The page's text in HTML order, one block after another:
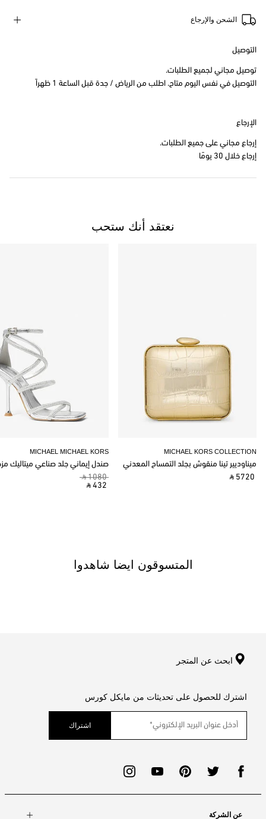
الشحن والإرجاع
التوصيل
توصيل مجاني لجميع الطلبات.
التوصيل في نفس اليوم متاح. اطلب من الرياض / جدة قبل الساعة 1 ظهراً
الإرجاع
إرجاع مجاني على جميع الطلبات.
إرجاع خلال 30 يومًا
نعتقد أنك ستحب
MICHAEL MICHAEL KORS
صندل إيماني جلد صناعي ميتاليك
‎ ⃁ 1080 ‎
‎ ⃁ 432 ‎
MICHAEL KORS COLLECTION
ميناوديير تينا منقوش بجلد التمساح المعدني
‎ ⃁ 5720 ‎
المتسوقون ايضا شاهدوا
ابحث عن المتجر
اشترك للحصول على تحديثات من مايكل كورس
اشتراك
عن الشركة